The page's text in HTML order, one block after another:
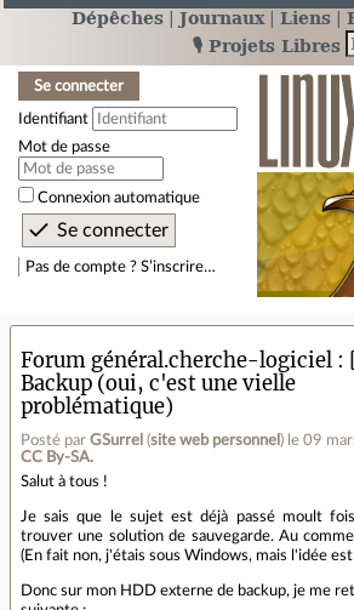
Dépêches Journaux Liens
🎙️ Projets Libres
Se connecter
Identifiant
Mot de passe
Connexion automatique
Pas de compte ? S’inscrire…
Forum général.cherche-logiciel
Backup (oui, c'est une vielle
problématique)
Posté par GSurrel (site web personnel ) le 09
CC By‑SA.
Salut à tous !
Je sais que le sujet est déjà passé moult
trouver une solution de sauvegarde. Au
(En fait non, j'étais sous Windows, mais l'idée est
Donc sur mon HDD externe de backup, je me